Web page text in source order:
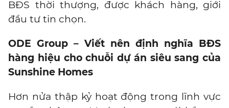
BĐS thời thượng, được khách hàng, giới
đầu tư tin chọn.
ODE Group – Viết nên định nghĩa BĐS
hàng hiệu cho chuỗi dự án siêu sang của
Sunshine Homes
Hơn nửa thập kỷ hoạt động trong lĩnh vực